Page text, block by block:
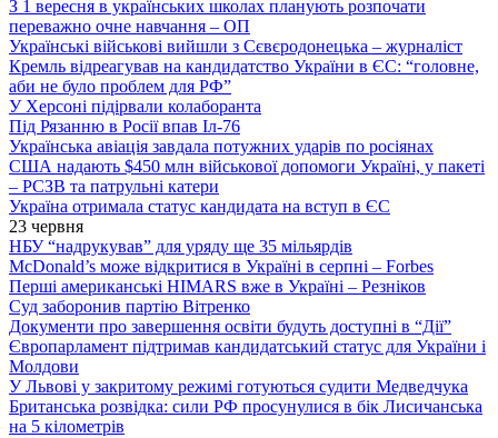
З 1 вересня в українських школах планують розпочати
переважно очне навчання – ОП
Українські військові вийшли з Сєвєродонецька – журналіст
Кремль відреагував на кандидатство України в ЄС: “головне,
аби не було проблем для РФ”
У Херсоні підірвали колаборанта
Під Рязанню в Росії впав Іл-76
Українська авіація завдала потужних ударів по росіянах
США надають $450 млн військової допомоги Україні, у пакеті
– РСЗВ та патрульні катери
Україна отримала статус кандидата на вступ в ЄС
23 червня
НБУ “надрукував” для уряду ще 35 мільярдів
McDonald’s може відкритися в Україні в серпні – Forbes
Перші американські HIMARS вже в Україні – Резніков
Суд заборонив партію Вітренко
Документи про завершення освіти будуть доступні в “Дії”
Європарламент підтримав кандидатський статус для України і
Молдови
У Львові у закритому режимі готуються судити Медведчука
Британська розвідка: сили РФ просунулися в бік Лисичанська
на 5 кілометрів